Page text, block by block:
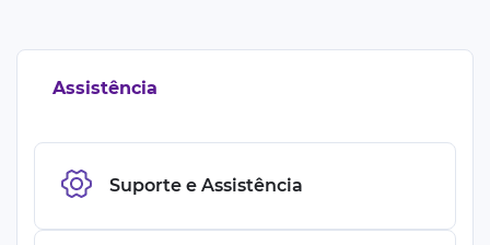
Assistência
Suporte e Assistência